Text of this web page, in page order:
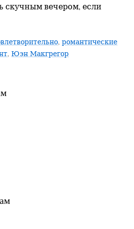
скучным вечером, если
,романтические
,Юэн Макгрегор